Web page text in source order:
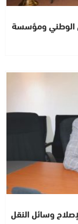
الوطني ومؤسسة
وسائل النقل